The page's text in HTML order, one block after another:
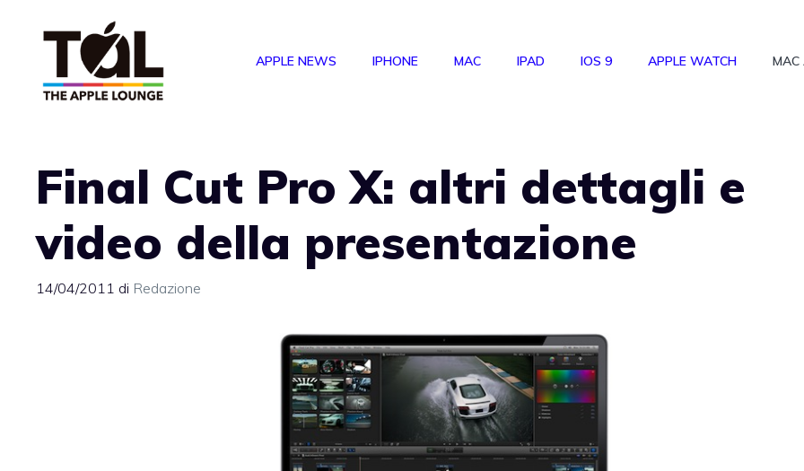
APPLE NEWS IPHONE MAC IPAD IOS 9 APPLE WATCH MAC
Final Cut Pro X: altri dettagli e
video della presentazione
14/04/2011 di Redazione